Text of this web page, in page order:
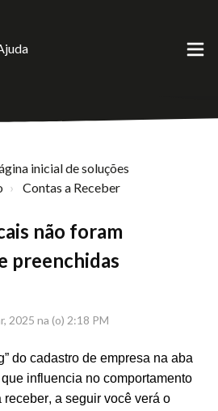
inicial de soluções
Contas a Receber
não foram
preenchidas
2025 na (o) 2:18 PM
do cadastro de empresa na aba
influencia no comportamento
a seguir você verá o